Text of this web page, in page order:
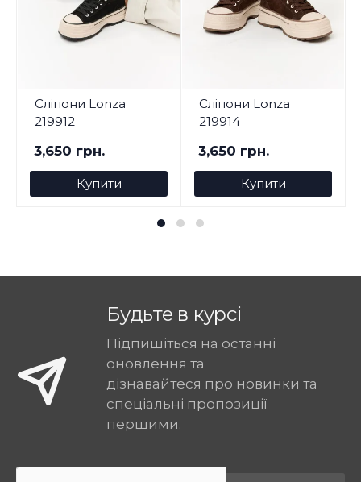
Сліпони Lonza
219912
3,650 грн.
Купити
Сліпони Lonza
219914
3,650 грн.
Купити
Будьте в курсі
Підпишіться на останні
оновлення та
дізнавайтеся про новинки та
спеціальні пропозиції
першими.